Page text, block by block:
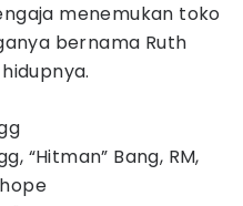
menemukan toko
bernama Ruth
Bang, RM,